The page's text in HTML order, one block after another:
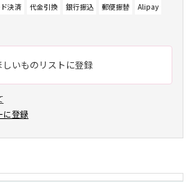
決済 代金引換 銀行振込 郵便振替
Alipay
しいものリストに登録
に登録